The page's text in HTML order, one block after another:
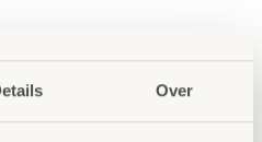
Over